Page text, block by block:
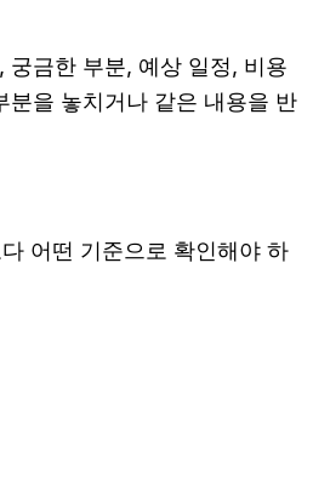
금한 부분, 예상 일정, 비용
분을 놓치거나 같은 내용을 반
어떤 기준으로 확인해야 하